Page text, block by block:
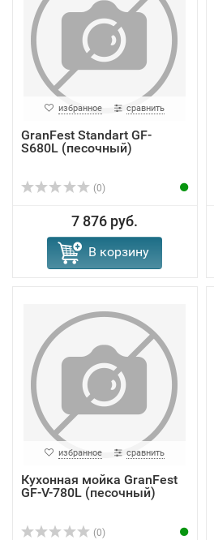
избранное сравнить
GranFest Standart GF-
S680L (песочный)
(0)
7 876 руб.
В корзину
избранное сравнить
Кухонная мойка GranFest
GF-V-780L (песочный)
(0)